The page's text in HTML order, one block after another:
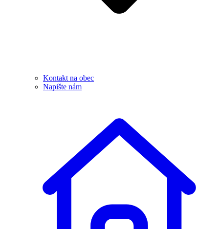
Kontakt na obec
Napište nám